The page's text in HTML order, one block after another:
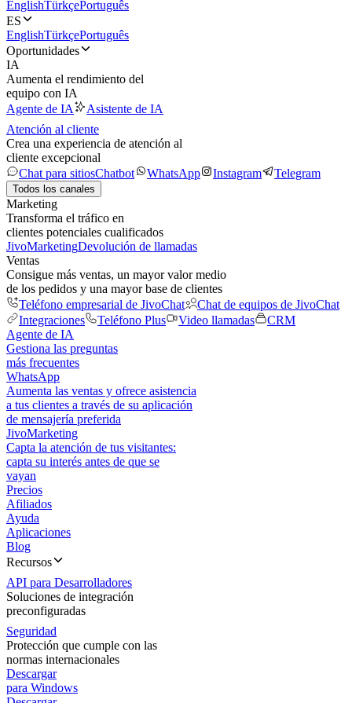
EnglishTürkçePortuguês
ES
EnglishTürkçePortuguês
Oportunidades
IA
Aumenta el rendimiento del
equipo con IA
Agente de IA
Asistente de IA
Atención al cliente
Crea una experiencia de atención al
cliente excepcional
Chat para sitiosChatbot WhatsApp Instagram Telegram
Todos los canales
Marketing
Transforma el tráfico en
clientes potenciales cualificados
JivoMarketingDevolución de llamadas
Ventas
Consigue más ventas, un mayor valor medio
de los pedidos y una mayor base de clientes
Teléfono empresarial de JivoChat
Chat de equipos de JivoChat
Integraciones
Teléfono Plus Video llamadas
CRM
Agente de IA
Gestiona las preguntas
más frecuentes
WhatsApp
Aumenta las ventas y ofrece asistencia
a tus clientes a través de su aplicación
de mensajería preferida
JivoMarketing
Capta la atención de tus visitantes:
capta su interés antes de que se
vayan
Precios
Afiliados
Ayuda
Aplicaciones
Blog
Recursos
API para Desarrolladores
Soluciones de integración
preconfiguradas
Seguridad
Protección que cumple con las
normas internacionales
Descargar
para Windows